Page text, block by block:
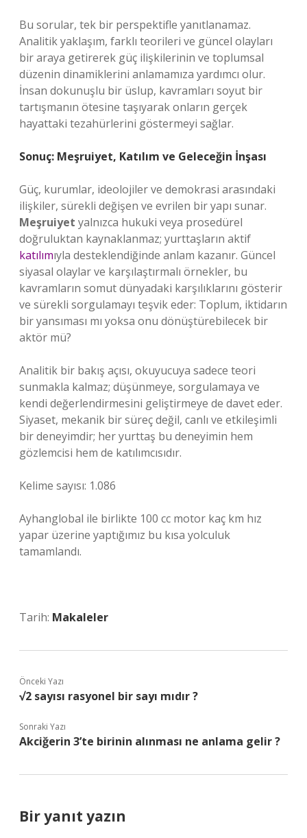
Bu sorular, tek bir perspektifle yanıtlanamaz.
Analitik yaklaşım, farklı teorileri ve güncel olayları
bir araya getirerek güç ilişkilerinin ve toplumsal
düzenin dinamiklerini anlamamıza yardımcı olur.
İnsan dokunuşlu bir üslup, kavramları soyut bir
tartışmanın ötesine taşıyarak onların gerçek
hayattaki tezahürlerini göstermeyi sağlar.
Sonuç: Meşruiyet, Katılım ve Geleceğin İnşası
Güç, kurumlar, ideolojiler ve demokrasi arasındaki
ilişkiler, sürekli değişen ve evrilen bir yapı sunar.
Meşruiyet yalnızca hukuki veya prosedürel
doğruluktan kaynaklanmaz; yurttaşların aktif
katılımıyla desteklendiğinde anlam kazanır. Güncel
siyasal olaylar ve karşılaştırmalı örnekler, bu
kavramların somut dünyadaki karşılıklarını gösterir
ve sürekli sorgulamayı teşvik eder: Toplum, iktidarın
bir yansıması mı yoksa onu dönüştürebilecek bir
aktör mü?
Analitik bir bakış açısı, okuyucuya sadece teori
sunmakla kalmaz; düşünmeye, sorgulamaya ve
kendi değerlendirmesini geliştirmeye de davet eder.
Siyaset, mekanik bir süreç değil, canlı ve etkileşimli
bir deneyimdir; her yurttaş bu deneyimin hem
gözlemcisi hem de katılımcısıdır.
Kelime sayısı: 1.086
Ayhanglobal ile birlikte 100 cc motor kaç km hız
yapar üzerine yaptığımız bu kısa yolculuk
tamamlandı.
Tarih: Makaleler
Önceki Yazı
√2 sayısı rasyonel bir sayı mıdır ?
Sonraki Yazı
Akciğerin 3’te birinin alınması ne anlama gelir ?
Bir yanıt yazın